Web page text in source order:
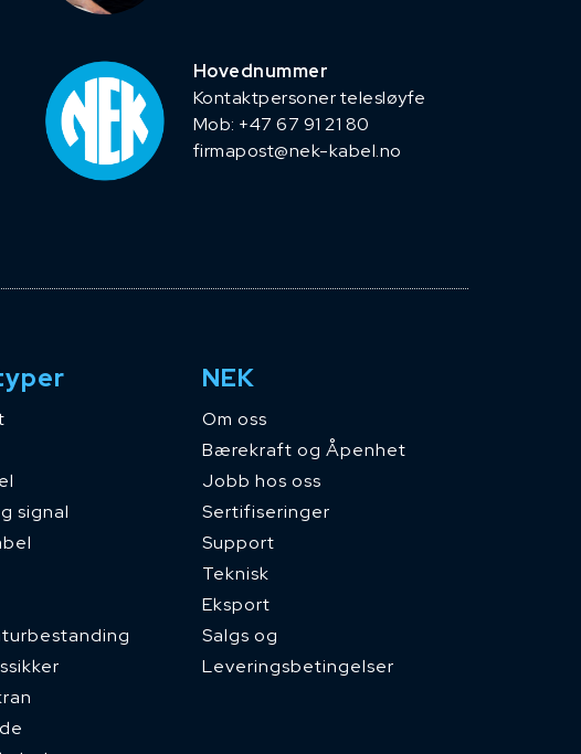
Hovednummer
Kontaktpersoner telesløyfe
Mob: +47 67 91 21 80
firmapost@nek-kabel.no
signal
NEK
Om oss
Bærekraft og Åpenhet
Jobb hos oss
Sertifiseringer
Support
Teknisk
Eksport
Salgs og
Leveringsbetingelser